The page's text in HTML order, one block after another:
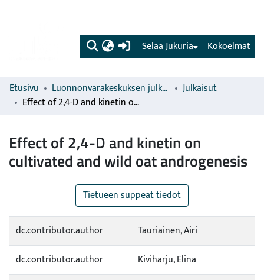
(current) Kokoelmat
Selaa Jukuria
Etusivu Luonnonvarakeskuksen julkaisut
Julkaisut
Effect of 2,4-D and kinetin on cultivated and wild oat androgenesis
Effect of 2,4-D and kinetin on
cultivated and wild oat androgenesis
Tietueen suppeat tiedot
dc.contributor.author
Tauriainen, Airi
dc.contributor.author
Kiviharju, Elina